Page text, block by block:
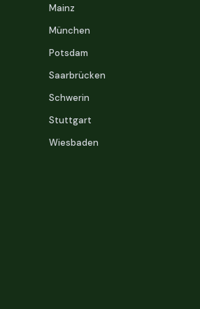
Mainz
München
Potsdam
Saarbrücken
Schwerin
Stuttgart
Wiesbaden